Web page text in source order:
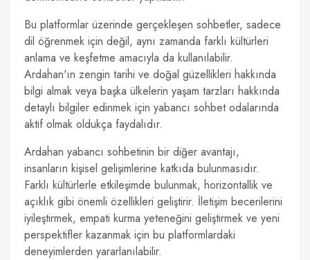
Bu platformlar üzerinde gerçekleşen sohbetler, sadece
dil öğrenmek için değil, aynı zamanda farklı kültürleri
anlama ve keşfetme amacıyla da kullanılabilir.
Ardahan'ın zengin tarihi ve doğal güzellikleri hakkında
bilgi almak veya başka ülkelerin yaşam tarzları hakkında
detaylı bilgiler edinmek için yabancı sohbet odalarında
aktif olmak oldukça faydalıdır.
Ardahan yabancı sohbetinin bir diğer avantajı,
insanların kişisel gelişimlerine katkıda bulunmasıdır.
Farklı kültürlerle etkileşimde bulunmak, horizontallik ve
açıklık gibi önemli özellikleri geliştirir. İletişim becerilerini
iyileştirmek, empati kurma yeteneğini geliştirmek ve yeni
perspektifler kazanmak için bu platformlardaki
deneyimlerden yararlanılabilir.